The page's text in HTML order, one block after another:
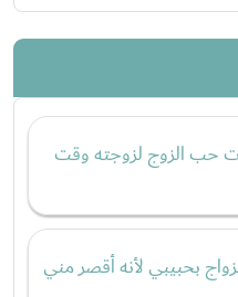
حب الزوج لزوجته وقت
بحبيبي لأنه أقصر مني